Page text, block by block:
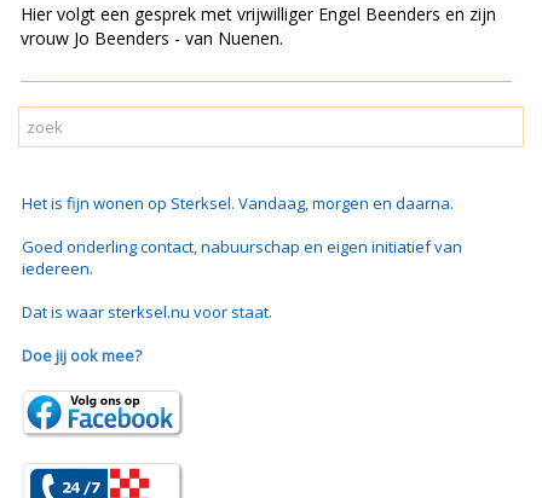
Hier volgt een gesprek met vrijwilliger Engel Beenders en zijn
vrouw Jo Beenders - van Nuenen.
Het is fijn wonen op Sterksel. Vandaag, morgen en daarna.
Goed onderling contact, nabuurschap en eigen initiatief van
iedereen.
Dat is waar sterksel.nu voor staat.
Doe jij ook mee?